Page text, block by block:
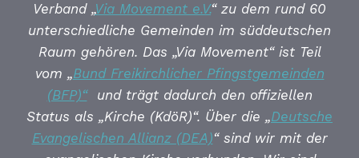
Verband „Via Movement e.V.“zu dem rund 60
unterschiedliche Gemeinden im süddeutschen
Raum gehören. Das „Via Movement“ ist Teil
vom „Bund Freikirchlicher Pfingstgemeinden
(BFP)“und trägt dadurch den offiziellen
Status als „Kirche (KdöR)“. Über die „Deutsche
Evangelischen Allianz (DEA)“sind wir mit der